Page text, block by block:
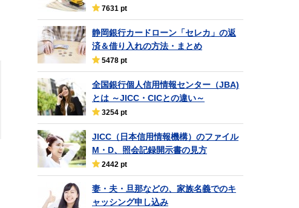
7631 pt
静岡銀行カードローン「セレカ」の返
済＆借り入れの方法・まとめ
5478 pt
全国銀行個人信用情報センター（JBA)
とは ～JICC・CICとの違い～
3254 pt
JICC（日本信用情報機構）のファイル
M・D、照会記録開示書の見方
2442 pt
妻・夫・旦那などの、家族名義でのキ
ャッシング申し込み